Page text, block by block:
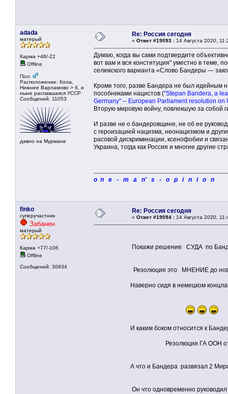
adada
матерый
Карма +48/-22
Offline
Пол:
Расположение: Кола,
Нижнее Варламово > б. и
ныне распавшаяся УССР
Сообщений: 11053
давно на Мурмане
Re: Россия сегодня
« Ответ #19093 : 14 Августа 2020,
Думаю, когда вы сами подтвердите
вот вам и вся конституция" уместно в теме,
селюкского варианта «Слово Бандеры —
Кроме того, разве Бандера не был идейным
пособниками нацистов ("Stepan Bandera, a
Germany" -- European Parliament resolution
Вторую мировую войну, повлекшую за собой
И разве не о бандеровщине, не об ее
с героизацией нацизма, неонацизмом и
расовой дискриминации, ксенофобии и
Украина, тогда как Россия и многие другие
o n e - m a n' s - o p i n i o n
finko
суперучастник
Забанен
матерый
Карма +77/-106
Offline
Сообщений: 30934
Re: Россия сегодня
« Ответ #19094 : 14 Августа 2020,
Покажи решение СУДА по
Резолюция это МНЕНИЕ до новых об
Наверно сидя в немецком концлагере
И каким боком относится к
Резолюция ГА ООН от 18
А что и Бандера развязал 2
Он что одновременно руководил и